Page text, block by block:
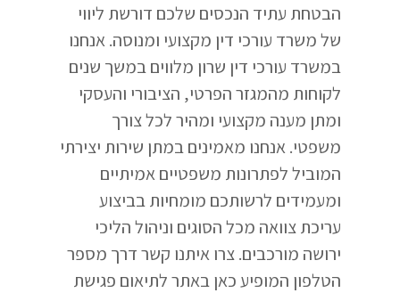
הבטחת עתיד הנכסים שלכם דורשת ליווי
של משרד עורכי דין מקצועי ומנוסה. אנחנו
במשרד עורכי דין שרון מלווים במשך שנים
לקוחות מהמגזר הפרטי, הציבורי והעסקי
ומתן מענה מקצועי ומהיר לכל צורך
משפטי. אנחנו מאמינים במתן שירות יצירתי
המוביל לפתרונות משפטיים אמיתיים
ומעמידים לרשותכם מומחיות בביצוע
עריכת צוואה מכל הסוגים וניהול הליכי
ירושה מורכבים. צרו איתנו קשר דרך מספר
הטלפון המופיע כאן באתר לתיאום פגישת